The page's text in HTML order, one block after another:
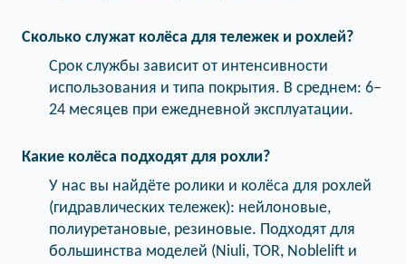
Сколько служат колёса для тележек и рохлей?
Срок службы зависит от интенсивности
использования и типа покрытия. В среднем: 6–
24 месяцев при ежедневной эксплуатации.
Какие колёса подходят для рохли?
У нас вы найдёте ролики и колёса для рохлей
(гидравлических тележек): нейлоновые,
полиуретановые, резиновые. Подходят для
большинства моделей (Niuli, TOR, Noblelift и